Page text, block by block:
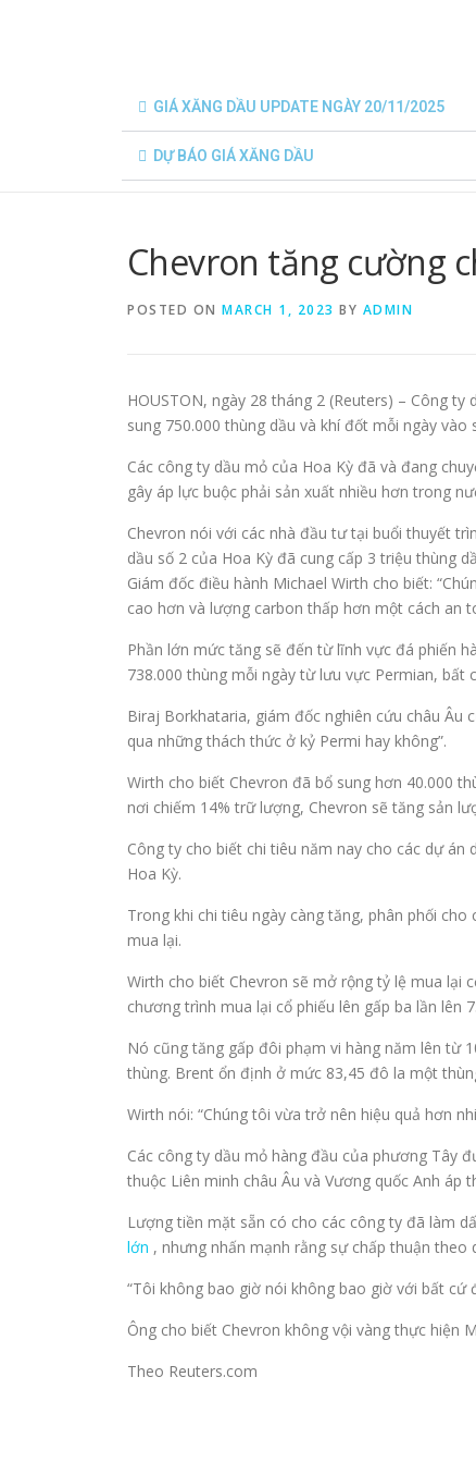
GIÁ XĂNG DẦU UPDATE NGÀY 20/11/2025
DỰ BÁO GIÁ XĂNG DẦU
Chevron tăng cường
POSTED ON MARCH 1, 2023 BY ADMIN
HOUSTON, ngày 28 tháng 2 (Reuters) – Công ty
sung 750.000 thùng dầu và khí đốt mỗi ngày
Các công ty dầu mỏ của Hoa Kỳ đã và đang
gây áp lực buộc phải sản xuất nhiều hơn trong
Chevron nói với các nhà đầu tư tại buổi thuyết
dầu số 2 của Hoa Kỳ đã cung cấp 3 triệu thùng
Giám đốc điều hành Michael Wirth cho biết:
cao hơn và lượng carbon thấp hơn một cách an
Phần lớn mức tăng sẽ đến từ lĩnh vực đá phiến
738.000 thùng mỗi ngày từ lưu vực Permian, bất
Biraj Borkhataria, giám đốc nghiên cứu châu
qua những thách thức ở kỷ Permi hay không”.
Wirth cho biết Chevron đã bổ sung hơn 40.000
nơi chiếm 14% trữ lượng, Chevron sẽ tăng sản
Công ty cho biết chi tiêu năm nay cho các dự
Hoa Kỳ.
Trong khi chi tiêu ngày càng tăng, phân phối cho
mua lại.
Wirth cho biết Chevron sẽ mở rộng tỷ lệ mua lại
chương trình mua lại cổ phiếu lên gấp ba lần lên
Nó cũng tăng gấp đôi phạm vi hàng năm lên từ
thùng. Brent ổn định ở mức 83,45 đô la một
Wirth nói: “Chúng tôi vừa trở nên hiệu quả hơn
Các công ty dầu mỏ hàng đầu của phương Tây
thuộc Liên minh châu Âu và Vương quốc Anh
Lượng tiền mặt sẵn có cho các công ty đã làm
lớn , nhưng nhấn mạnh rằng sự chấp thuận
“Tôi không bao giờ nói không bao giờ với bất cứ
Ông cho biết Chevron không vội vàng thực hiện
Theo Reuters.com